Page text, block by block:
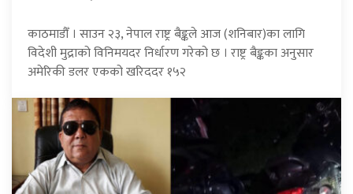
काठमाडौँ । साउन २३, नेपाल राष्ट्र बैङ्कले आज (शनिबार)का लागि
विदेशी मुद्राको विनिमयदर निर्धारण गरेको छ । राष्ट्र बैङ्कका अनुसार
अमेरिकी डलर एकको खरिददर १५२